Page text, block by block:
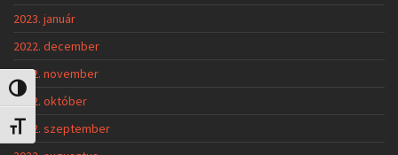
Nagy kontraszt váltása
Betűméret váltása
2023. január
2022. december
2022. november
2022. október
2022. szeptember